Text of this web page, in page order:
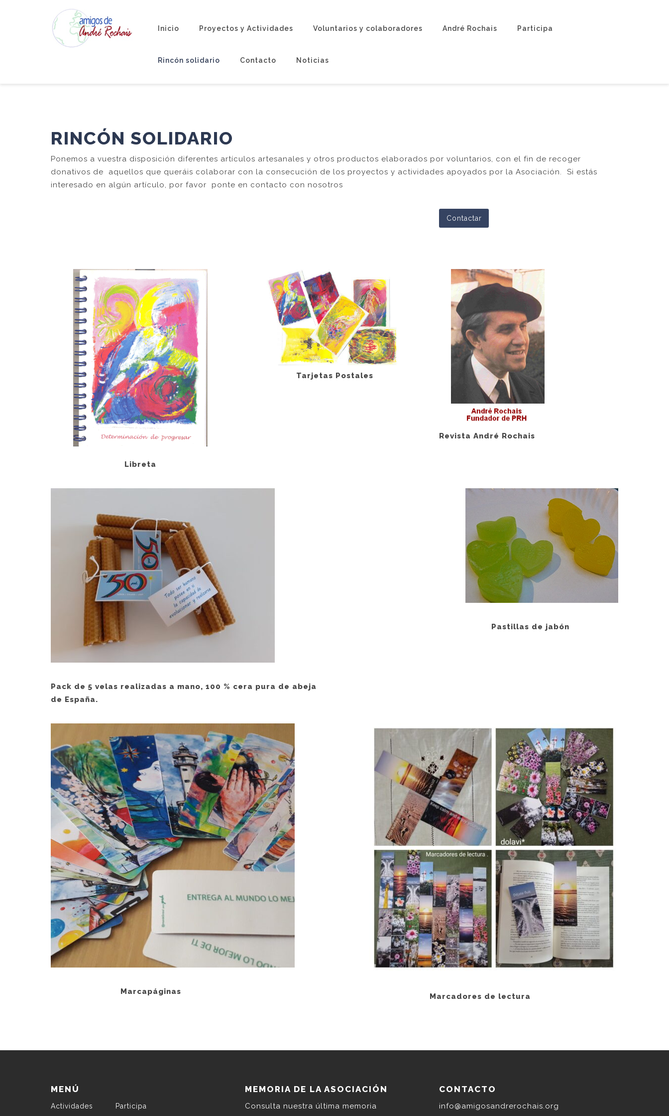
Inicio Proyectos y Actividades Voluntarios y colaboradores André Rochais Participa
Rincón solidario Contacto Noticias
RINCÓN SOLIDARIO
Ponemos a vuestra disposición diferentes artículos artesanales y otros productos elaborados por voluntarios, con el fin de recoger
donativos de aquellos que queráis colaborar con la consecución de los proyectos y actividades apoyados por la Asociación. Si estás
interesado en algún artículo, por favor ponte en contacto con nosotros
Contactar
Libreta
Tarjetas Postales
Revista André Rochais
Pack de 5 velas realizadas a mano, 100 % cera pura de abeja
de España.
Pastillas de jabón
Marcapáginas
Marcadores de lectura
MENÚ
Actividades Participa
MEMORIA DE LA ASOCIACIÓN
Consulta nuestra última memoria
CONTACTO
info@amigosandrerochais.org